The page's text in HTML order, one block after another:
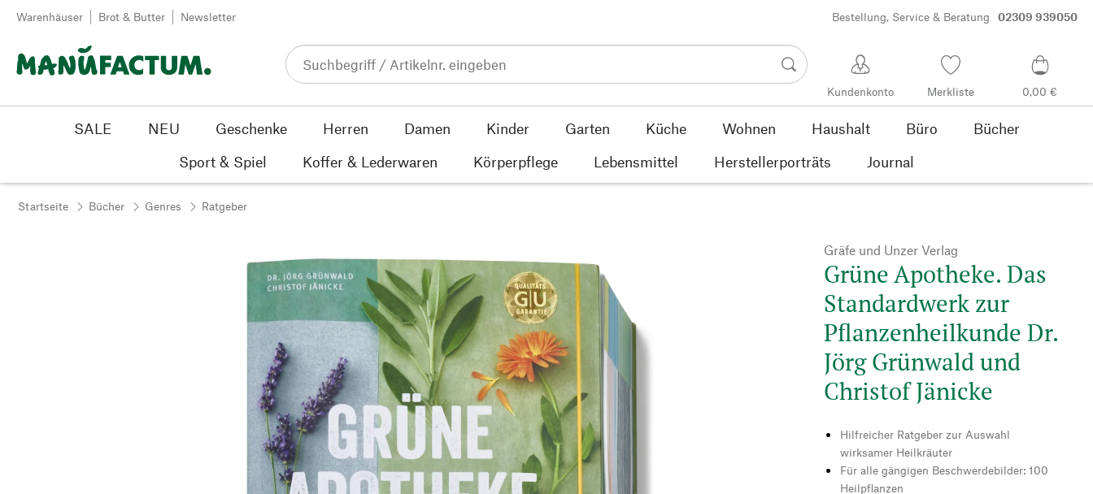
Zum Inhalt springen
Warenhäuser Brot & Butter Newsletter Bestellung, Service & Beratung 02309 939050
Kundenkonto Merkliste 0,00 €
SALE NEU Geschenke Herren Damen Kinder Garten Küche Wohnen Haushalt Büro
Bücher
Sport & Spiel
Koffer & Lederwaren Körperpflege Lebensmittel Herstellerporträts Journal
Startseite Bücher Genres Ratgeber
Gräfe und Unzer Verlag
Grüne Apotheke. Das
Standardwerk zur
Pflanzenheilkunde Dr.
Jörg Grünwald und
Christof Jänicke
Hilfreicher Ratgeber zur Auswahl
wirksamer Heilkräuter
Für alle gängigen Beschwerdebilder: 100
Heilpflanzen